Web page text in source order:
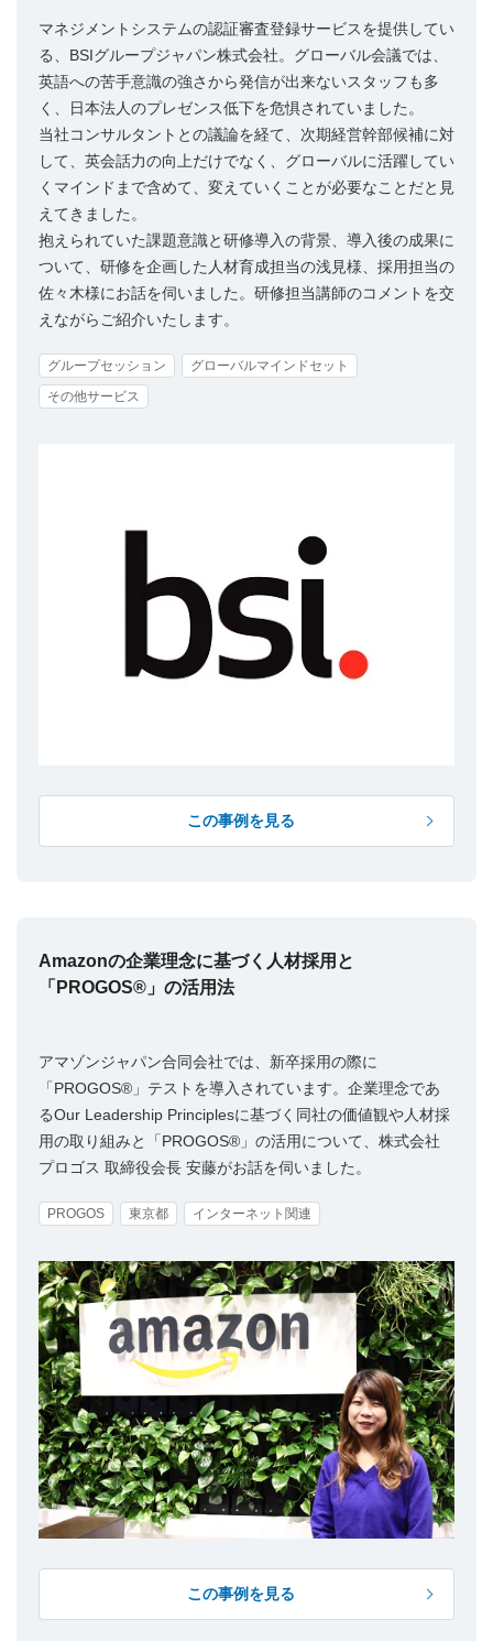
マネジメントシステムの認証審査登録サービスを提供してい
る、BSIグループジャパン株式会社。グローバル会議では、
英語への苦手意識の強さから発信が出来ないスタッフも多
く、日本法人のプレゼンス低下を危惧されていました。
当社コンサルタントとの議論を経て、次期経営幹部候補に対
して、英会話力の向上だけでなく、グローバルに活躍してい
くマインドまで含めて、変えていくことが必要なことだと見
えてきました。
抱えられていた課題意識と研修導入の背景、導入後の成果に
ついて、研修を企画した人材育成担当の浅見様、採用担当の
佐々木様にお話を伺いました。研修担当講師のコメントを交
えながらご紹介いたします。
グループセッション
グローバルマインドセット
その他サービス
この事例を見る
Amazonの企業理念に基づく人材採用と
「PROGOS®」の活用法
アマゾンジャパン合同会社では、新卒採用の際に
「PROGOS®」テストを導入されています。企業理念であ
るOur Leadership Principlesに基づく同社の価値観や人材採
用の取り組みと「PROGOS®」の活用について、株式会社
プロゴス 取締役会長 安藤がお話を伺いました。
PROGOS 東京都 インターネット関連
この事例を見る